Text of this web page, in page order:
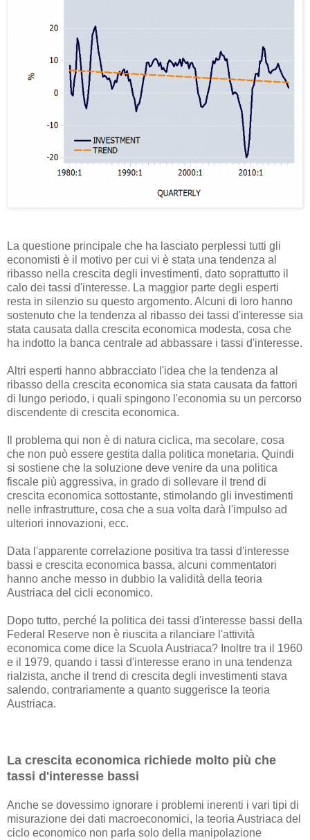
La questione principale che ha lasciato perplessi tutti gli
economisti è il motivo per cui vi è stata una tendenza al
ribasso nella crescita degli investimenti, dato soprattutto il
calo dei tassi d'interesse. La maggior parte degli esperti
resta in silenzio su questo argomento. Alcuni di loro hanno
sostenuto che la tendenza al ribasso dei tassi d'interesse sia
stata causata dalla crescita economica modesta, cosa che
ha indotto la banca centrale ad abbassare i tassi d'interesse.
Altri esperti hanno abbracciato l'idea che la tendenza al
ribasso della crescita economica sia stata causata da fattori
di lungo periodo, i quali spingono l'economia su un percorso
discendente di crescita economica.
Il problema qui non è di natura ciclica, ma secolare, cosa
che non può essere gestita dalla politica monetaria. Quindi
si sostiene che la soluzione deve venire da una politica
fiscale più aggressiva, in grado di sollevare il trend di
crescita economica sottostante, stimolando gli investimenti
nelle infrastrutture, cosa che a sua volta darà l'impulso ad
ulteriori innovazioni, ecc.
Data l'apparente correlazione positiva tra tassi d'interesse
bassi e crescita economica bassa, alcuni commentatori
hanno anche messo in dubbio la validità della teoria
Austriaca del cicli economico.
Dopo tutto, perché la politica dei tassi d'interesse bassi della
Federal Reserve non è riuscita a rilanciare l'attività
economica come dice la Scuola Austriaca? Inoltre tra il 1960
e il 1979, quando i tassi d'interesse erano in una tendenza
rialzista, anche il trend di crescita degli investimenti stava
salendo, contrariamente a quanto suggerisce la teoria
Austriaca.
La crescita economica richiede molto più che
tassi d'interesse bassi
Anche se dovessimo ignorare i problemi inerenti i vari tipi di
misurazione dei dati macroeconomici, la teoria Austriaca del
ciclo economico non parla solo della manipolazione